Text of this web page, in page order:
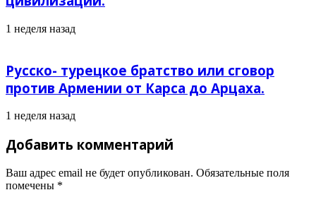
1 неделя назад
Русско- турецкое братство или сговор
против Армении от Карса до Арцаха.
1 неделя назад
Добавить комментарий
Ваш адрес email не будет опубликован. Обязательные поля
помечены *